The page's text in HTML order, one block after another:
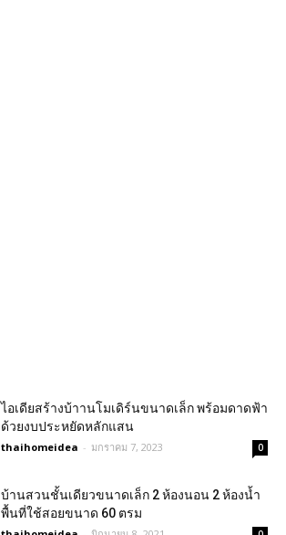
ไอเดียสร้างบ้าานโมเดิร์นขนาดเล็ก พร้อมดาดฟ้า
ด้วยงบประหยัดหลักแสน
thaihomeidea - มกราคม 7, 2023 0
บ้านสวนชั้นเดียวขนาดเล็ก 2 ห้องนอน 2 ห้องน้ำ
พื้นที่ใช้สอยขนาด 60 ตรม